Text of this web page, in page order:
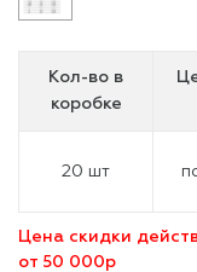
Кол-во в
коробке
20 шт
Цена скидки
от 50 000р